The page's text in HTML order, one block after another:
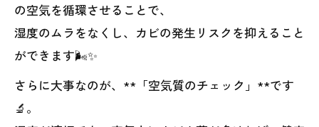
の空気を循環させることで、
湿度のムラをなくし、カビの発生リスクを抑えること
ができます🌬️✨
さらに大事なのが、**「空気質のチェック」**です
🔬。